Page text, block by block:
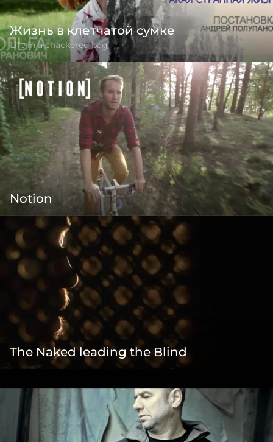
Жизнь в клетчатой сумке
Life in a chackered bag
Notion
The Naked leading the Blind